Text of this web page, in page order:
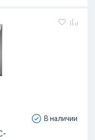
В наличии